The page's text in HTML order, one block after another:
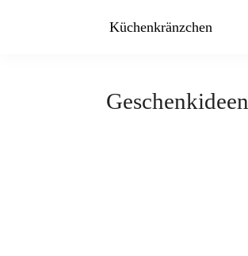
Küchenkränzchen
Geschenkideen